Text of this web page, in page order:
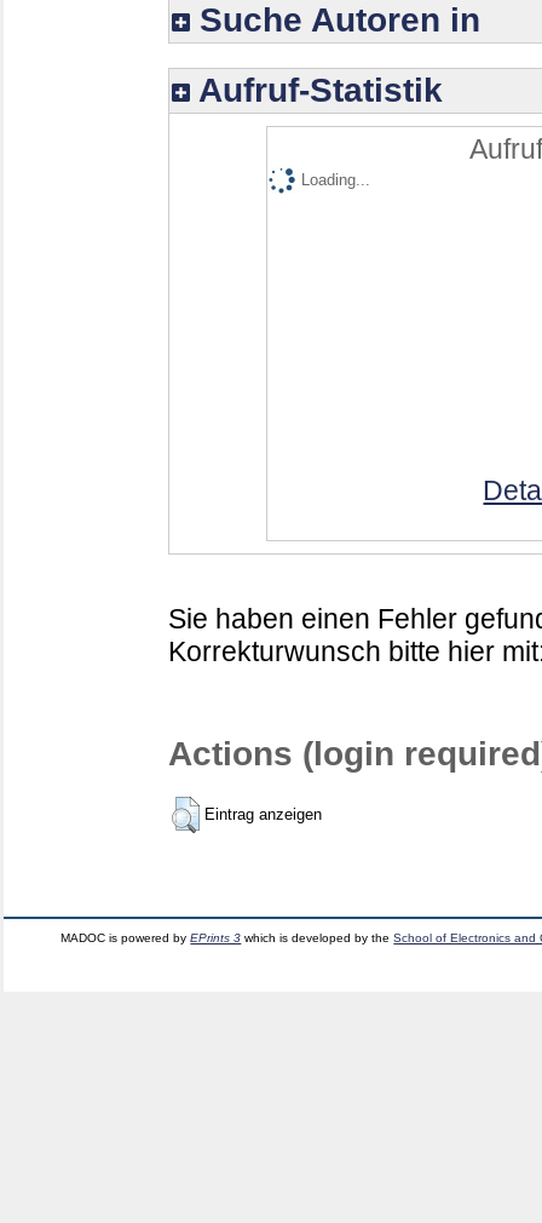
Suche Autoren in
Aufruf-Statistik
Loading...
Sie haben einen Fehler
Korrekturwunsch bitte hier
Actions (login
Eintrag anzeigen
MADOC is powered byEPrints 3 which is developed by theSchool of Electronics and